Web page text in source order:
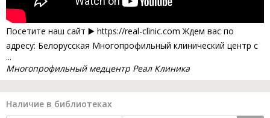
Посетите наш сайт ▶️ https://real-clinic.com Ждем вас по
адресу: Белорусская Многопрофильный клинический центр с
...
Многопрофильный медцентр Реал Клиника
Наличие в библиотеках